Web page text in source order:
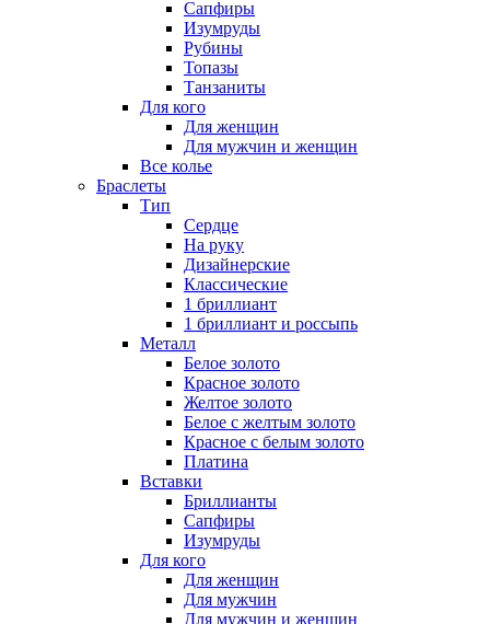
Сапфиры
Изумруды
Рубины
Топазы
Танзаниты
Для кого
Для женщин
Для мужчин и женщин
Все колье
Браслеты
Тип
Сердце
На руку
Дизайнерские
Классические
1 бриллиант
1 бриллиант и россыпь
Металл
Белое золото
Красное золото
Желтое золото
Белое с желтым золото
Красное с белым золото
Платина
Вставки
Бриллианты
Сапфиры
Изумруды
Для кого
Для женщин
Для мужчин
Для мужчин и женщин